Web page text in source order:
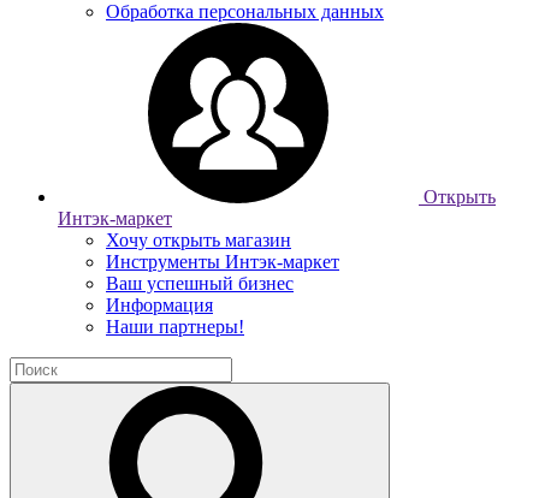
Обработка персональных данных
Открыть
Интэк-маркет
Хочу открыть магазин
Инструменты Интэк-маркет
Ваш успешный бизнес
Информация
Наши партнеры!